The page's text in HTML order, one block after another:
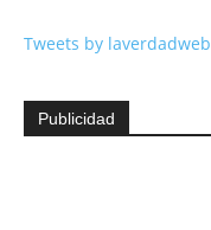
Tweets by laverdadweb
Publicidad